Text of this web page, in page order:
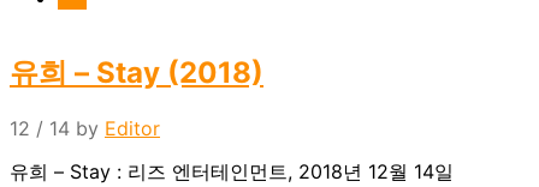
유희 – Stay (2018)
12 / 14 by Editor
유희 – Stay : 리즈 엔터테인먼트, 2018년 12월 14일